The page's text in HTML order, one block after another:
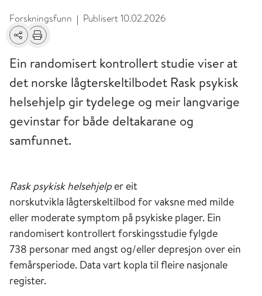
Forskningsfunn | Publisert10.02.2026
Del Skriv ut
Ein randomisert kontrollert studie viser at
det norske lågterskeltilbodet Rask psykisk
helsehjelp gir tydelege og meir langvarige
gevinstar for både deltakarane og
samfunnet.
Rask psykisk helsehjelp er eit
norskutvikla lågterskeltilbod for vaksne med milde
eller moderate symptom på psykiske plager. Ein
randomisert kontrollert forskingsstudie fylgde
738 personar med angst og/eller depresjon over ein
femårsperiode. Data vart kopla til fleire nasjonale
register.